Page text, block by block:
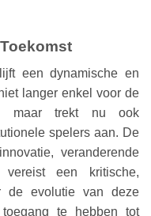
een dynamische en
langer enkel voor de
maar trekt nu ook
spelers aan. De
veranderende
vereist een kritische,
de evolutie van deze
te hebben tot